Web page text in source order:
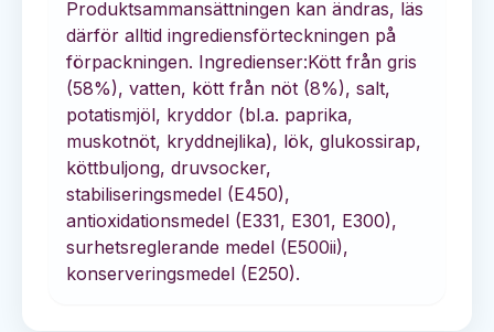
Produktsammansättningen kan ändras, läs
därför alltid ingrediensförteckningen på
förpackningen. Ingredienser:Kött från gris
(58%), vatten, kött från nöt (8%), salt,
potatismjöl, kryddor (bl.a. paprika,
muskotnöt, kryddnejlika), lök, glukossirap,
köttbuljong, druvsocker,
stabiliseringsmedel (E450),
antioxidationsmedel (E331, E301, E300),
surhetsreglerande medel (E500ii),
konserveringsmedel (E250).